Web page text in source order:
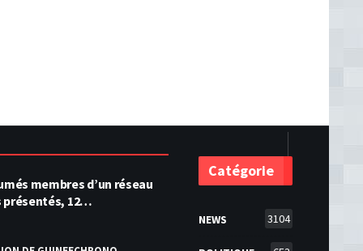
membres d’un réseau
présentés, 12…
Catégorie
NEWS 3104